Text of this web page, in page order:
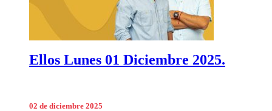
Ellos Lunes 01 Diciembre 2025.
02 de diciembre 2025